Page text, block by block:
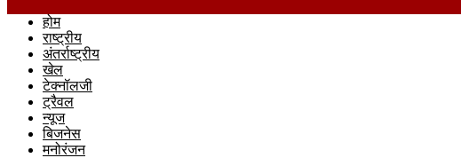
होम
राष्ट्रीय
अंतर्राष्ट्रीय
खेल
टेक्नॉलजी
ट्रैवल
न्यूज
बिजनेस
मनोरंजन